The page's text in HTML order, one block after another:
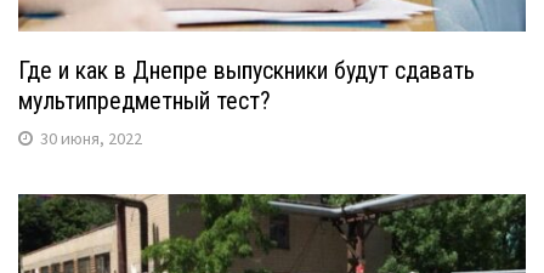
Где и как в Днепре выпускники будут сдавать
мультипредметный тест?
30 июня, 2022